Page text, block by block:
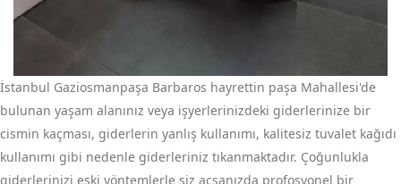
İstanbul Gaziosmanpaşa Barbaros hayrettin paşa Mahallesi'de
bulunan yaşam alanınız veya işyerlerinizdeki giderlerinize bir
cismin kaçması, giderlerin yanlış kullanımı, kalitesiz tuvalet kağıdı
kullanımı gibi nedenle giderleriniz tıkanmaktadır. Çoğunlukla
giderlerinizi eski yöntemlerle siz açsanızda profosyonel bir